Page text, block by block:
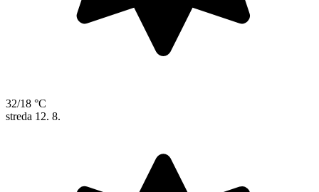
32/18 °C
streda 12. 8.